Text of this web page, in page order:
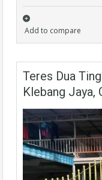
Add to compare
Teres Dua
Klebang Jaya,